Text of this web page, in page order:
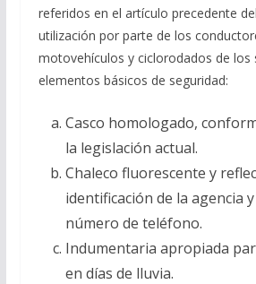
referidos en el artículo precedente
utilización por parte de los
motovehículos y ciclorodados de los
elementos básicos de seguridad:
Casco homologado,
la legislación actual.
Chaleco fluorescente y
identificación de la agencia
número de teléfono.
Indumentaria apropiada
en días de lluvia.